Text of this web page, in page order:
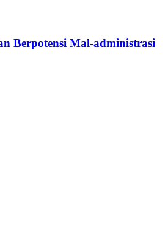
Berpotensi Mal-administrasi